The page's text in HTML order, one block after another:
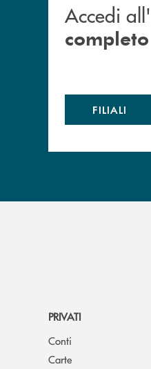
Accedi all'
completo
FILIALI
PRIVATI
Conti
Carte